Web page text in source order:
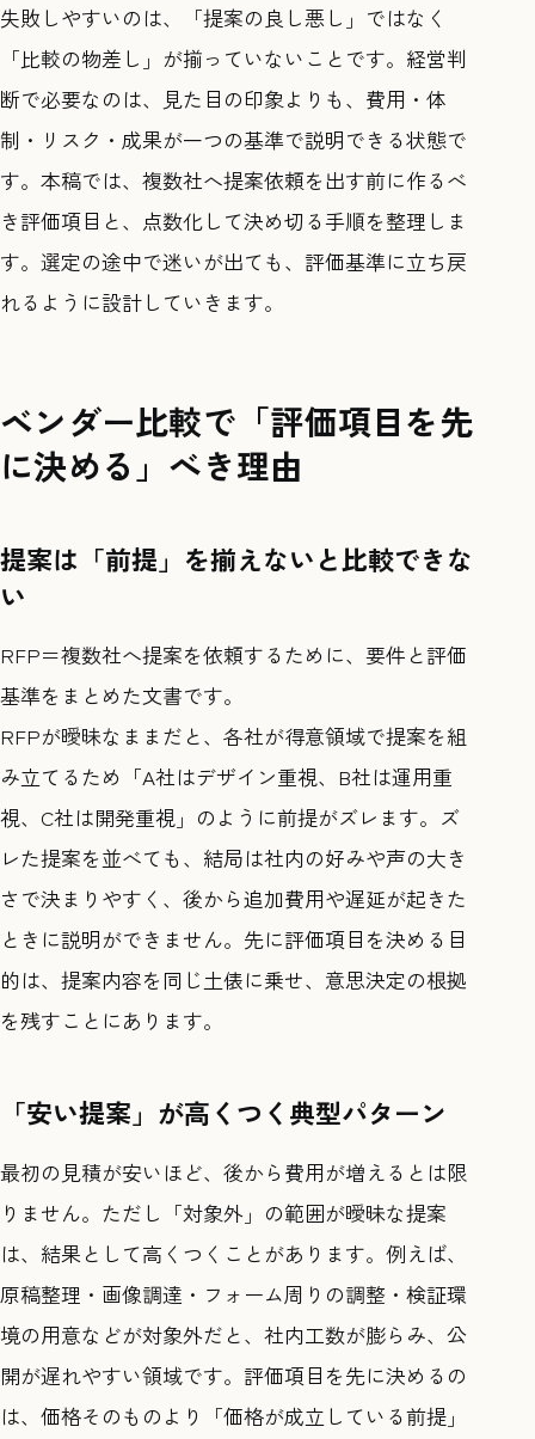
失敗しやすいのは、「提案の良し悪し」ではなく
「比較の物差し」が揃っていないことです。経営判
断で必要なのは、見た目の印象よりも、費用・体
制・リスク・成果が一つの基準で説明できる状態で
す。本稿では、複数社へ提案依頼を出す前に作るべ
き評価項目と、点数化して決め切る手順を整理しま
す。選定の途中で迷いが出ても、評価基準に立ち戻
れるように設計していきます。
ベンダー比較で「評価項目を先
に決める」べき理由
提案は「前提」を揃えないと比較できな
い
RFP＝複数社へ提案を依頼するために、要件と評価
基準をまとめた文書です。
RFPが曖昧なままだと、各社が得意領域で提案を組
み立てるため「A社はデザイン重視、B社は運用重
視、C社は開発重視」のように前提がズレます。ズ
レた提案を並べても、結局は社内の好みや声の大き
さで決まりやすく、後から追加費用や遅延が起きた
ときに説明ができません。先に評価項目を決める目
的は、提案内容を同じ土俵に乗せ、意思決定の根拠
を残すことにあります。
「安い提案」が高くつく典型パターン
最初の見積が安いほど、後から費用が増えるとは限
りません。ただし「対象外」の範囲が曖昧な提案
は、結果として高くつくことがあります。例えば、
原稿整理・画像調達・フォーム周りの調整・検証環
境の用意などが対象外だと、社内工数が膨らみ、公
開が遅れやすい領域です。評価項目を先に決めるの
は、価格そのものより「価格が成立している前提」